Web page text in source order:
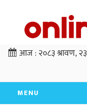
आज :२०८३ श्रावण, २३
MENU